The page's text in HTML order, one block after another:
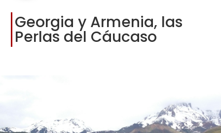
Georgia y Armenia, las
Perlas del Cáucaso